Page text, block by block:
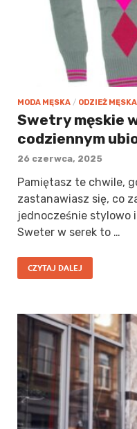
MODA MĘSKA / ODZIEŻ MĘSKA
Swetry męskie
codziennym
26 czerwca, 2025
Pamiętasz te chwile,
zastanawiasz się, co
jednocześnie stylowo
Sweter w serek to …
CZYTAJ DALEJ